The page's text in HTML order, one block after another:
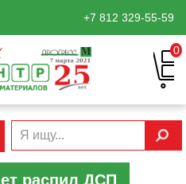
+7 812 329-55-59
0
распил ДСП